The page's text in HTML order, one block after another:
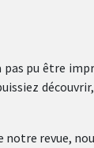
pas pu être
revue,